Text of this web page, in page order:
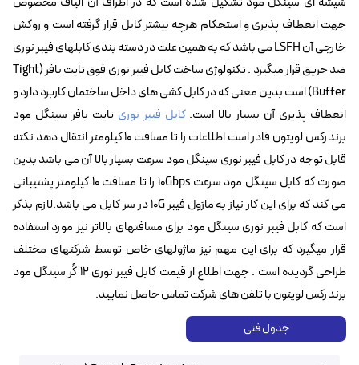
جهت انعطاف پذیری و استحکام هرچه بیشتر کابل قرار گرفته است و روکش
خارجی آن LSFH می باشد که به همین علت در دسته بندی کابلهای فیبر نوری
ضد حریق قرار میگیرد . تکنولوژی ساخت کابل فیبر نوری فوق تایت بافر (Tight
Buffer) است بدین معنی که در کابل کشی های داخل ساختمان کاربرد دارد و
انعطاف پذیری آن بسیار بالا است.کابل فیبر نوری تایت بافر سینگل مود
برندرکس لویتون قادر است اطلاعات را تا مسافت ۱۰ کیلومتر انتقال دهد نکته
قابل توجه در کابل فیبر نوری سینگل مود سرعت بسیار بالا آن می باشد بدین
صورت که کابل سینگل مود سرعت 10Gbps را تا مسافت 10 کیلومتر پشتیبانی
می کند که برای این کار نیاز به ماژول فیبر 10G در سر کابل می باشد.لازم بذکر
است که کابل فیبر نوری سینگل مود برای مسافتهای بالاتر نیز مورد استفاده
قرار میگیرد که برای این مهم نیز ماژولهای خاص توسط شرکتهای مختلف
طراحی گردیده است . جهت اطلاع از قیمت کابل فیبر نوری ۱۲ کُر سینگل مود
برندرکس لویتون با تلفن های شرکت تماس حاصل نمایید.
جدول فنی